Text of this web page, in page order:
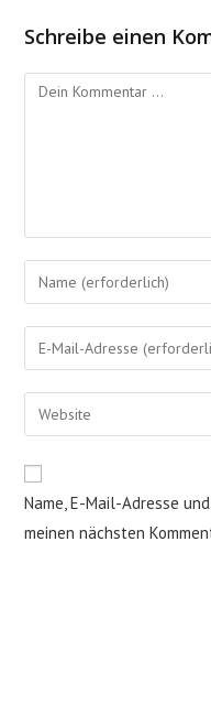
Schreibe einen
Kommentieren
Gib
deinen
Namen
oder
zum
Kommentieren
ein
Gib
deine
E-
Mail-
Kommentieren
ein
Gib
deine
URL
ein
(optional)
Name, E-Mail-Adresse
meinen nächsten